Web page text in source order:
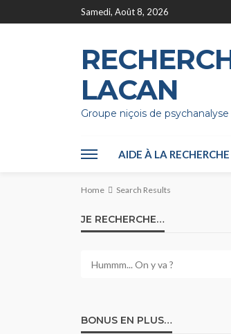
Samedi, Août 8, 2026
LACAN
Groupe niçois de
AIDE À LA RECHERCHE
Home Search Results
JE RECHERCHE…
BONUS EN PLUS…